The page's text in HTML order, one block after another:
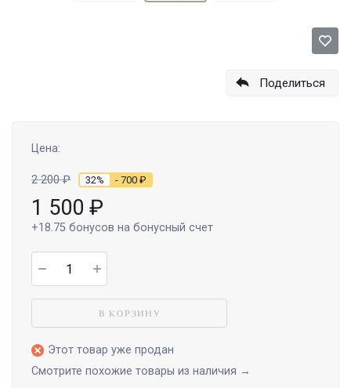
Поделиться
Цена:
2 200₽ 32% - 700 ₽
1 500 ₽
+18.75 бонусов на бонусный счет
В КОРЗИНУ
Этот товар уже продан
Смотрите похожие товары из наличия →